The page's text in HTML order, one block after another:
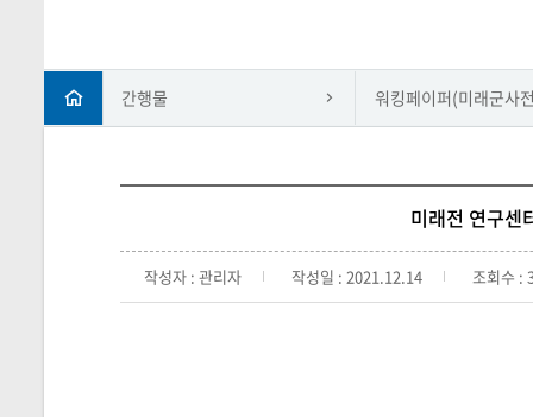
간행물 워킹페이퍼(미래군사
미래전 연구센
작성자 : 관리자 작성일 : 2021.12.14 조회수 :